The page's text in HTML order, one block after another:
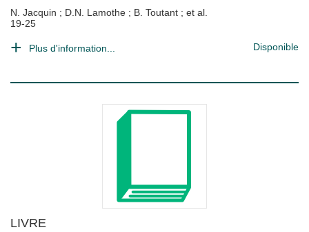
N. Jacquin ; D.N. Lamothe ; B. Toutant ; et al.
19-25
Plus d'information... Disponible
LIVRE